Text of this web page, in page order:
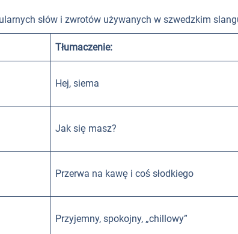
słów i zwrotów używanych w szwedzkim
Tłumaczenie:
Hej, siema
Jak się masz?
Przerwa na kawę i coś słodkiego
Przyjemny, spokojny, „chillowy”